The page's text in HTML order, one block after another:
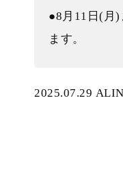
●8月11日(月
ます。
2025.07.29